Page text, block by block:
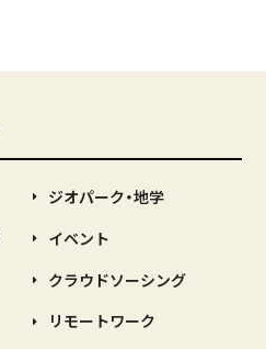
ジオパーク・地学
イベント
クラウドソーシング
リモートワーク